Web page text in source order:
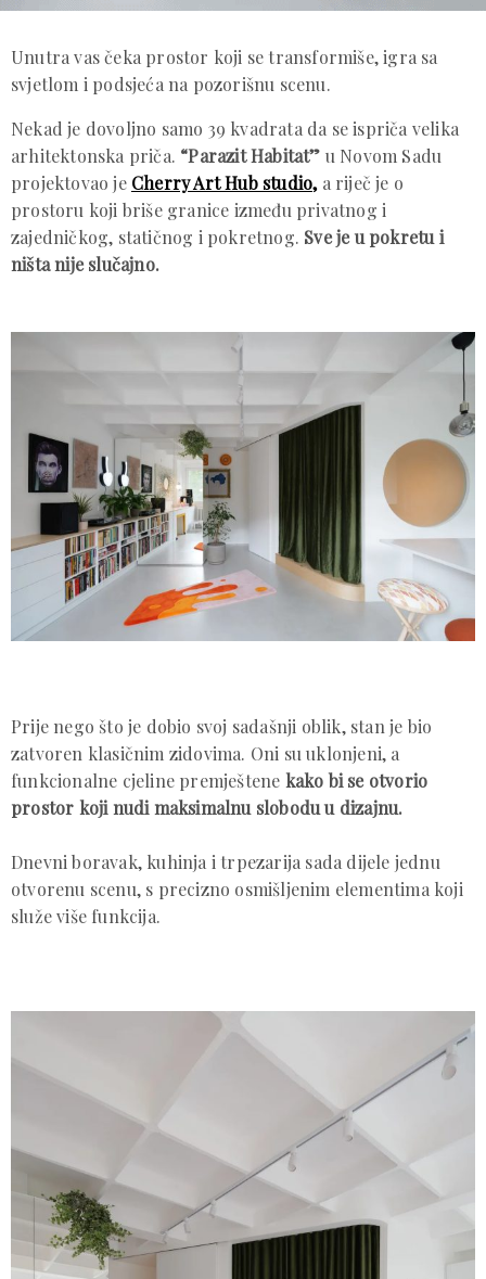
Unutra vas čeka prostor koji se transformiše, igra sa
svjetlom i podsjeća na pozorišnu scenu.
Nekad je dovoljno samo 39 kvadrata da se ispriča velika
arhitektonska priča. “Parazit Habitat” u Novom Sadu
projektovao je Cherry Art Hub studio,a riječ je o
prostoru koji briše granice između privatnog i
zajedničkog, statičnog i pokretnog. Sve je u pokretu i
ništa nije slučajno.
Prije nego što je dobio svoj sadašnji oblik, stan je bio
zatvoren klasičnim zidovima. Oni su uklonjeni, a
funkcionalne cjeline premještene kako bi se otvorio
prostor koji nudi maksimalnu slobodu u dizajnu.
Dnevni boravak, kuhinja i trpezarija sada dijele jednu
otvorenu scenu, s precizno osmišljenim elementima koji
služe više funkcija.